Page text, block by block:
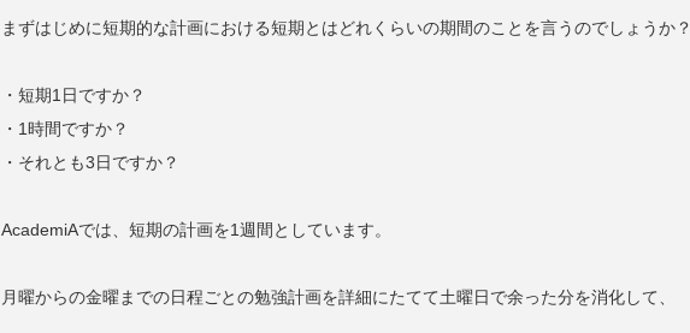
まずはじめに短期的な計画における短期とはどれくらいの期間のことを言うのでしょうか？
・短期1日ですか？
・1時間ですか？
・それとも3日ですか？
AcademiAでは、短期の計画を1週間としています。
月曜からの金曜までの日程ごとの勉強計画を詳細にたてて土曜日で余った分を消化して、